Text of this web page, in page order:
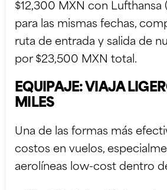
$12,300 MXN con Lufthansa
para las mismas fechas,
ruta de entrada y salida de
por $23,500 MXN total.
EQUIPAJE: VIAJA
MILES
Una de las formas más
costos en vuelos,
aerolíneas low-cost dentro